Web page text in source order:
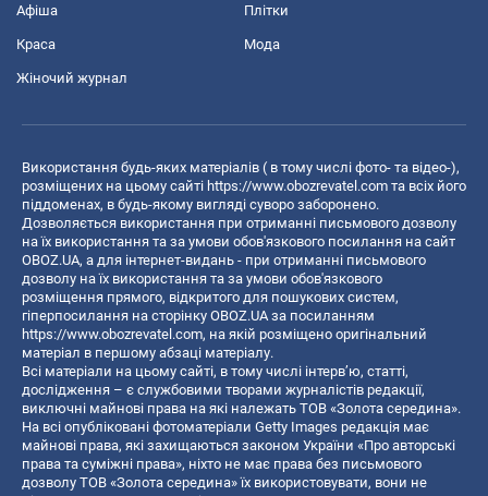
Афіша Плітки
Краса Мода
Жіночий журнал
Використання будь-яких матеріалів ( в тому числі фото- та відео-),
розміщених на цьому сайті https://www.obozrevatel.com та всіх його
піддоменах, в будь-якому вигляді суворо заборонено.
Дозволяється використання при отриманні письмового дозволу
на їх використання та за умови обов'язкового посилання на сайт
OBOZ.UA, а для інтернет-видань - при отриманні письмового
дозволу на їх використання та за умови обов'язкового
розміщення прямого, відкритого для пошукових систем,
гіперпосилання на сторінку OBOZ.UA за посиланням
https://www.obozrevatel.com, на якій розміщено оригінальний
матеріал в першому абзаці матеріалу.
Всі матеріали на цьому сайті, в тому числі інтерв’ю, статті,
дослідження – є службовими творами журналістів редакції,
виключні майнові права на які належать ТОВ «Золота середина».
На всі опубліковані фотоматеріали Getty Images редакція має
майнові права, які захищаються законом України «Про авторські
права та суміжні права», ніхто не має права без письмового
дозволу ТОВ «Золота середина» їх використовувати, вони не